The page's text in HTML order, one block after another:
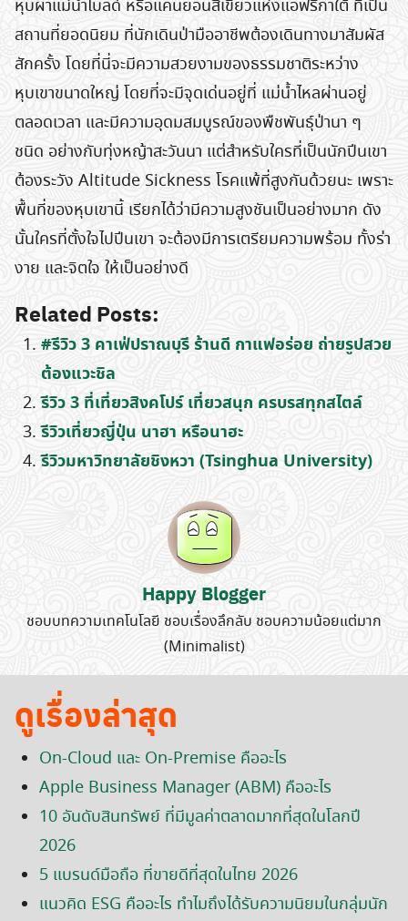
Search
for:
หุบผาแม่น้ำไบลด์ หรือแคนยอนสีเขียวแห่งแอฟริกาใต้ ที่เป็น
สถานที่ยอดนิยม ที่นักเดินป่ามืออาชีพต้องเดินทางมาสัมผัส
สักครั้ง โดยที่นี่จะมีความสวยงามของธรรมชาติระหว่าง
หุบเขาขนาดใหญ่ โดยที่จะมีจุดเด่นอยู่ที่ แม่น้ำไหลผ่านอยู่
ตลอดเวลา และมีความอุดมสมบูรณ์ของพืชพันธุ์ป่านา ๆ
ชนิด อย่างกับทุ่งหญ้าสะวันนา แต่สำหรับใครที่เป็นนักปีนเขา
ต้องระวัง Altitude Sickness โรคแพ้ที่สูงกันด้วยนะ เพราะ
พื้นที่ของหุบเขานี้ เรียกได้ว่ามีความสูงชันเป็นอย่างมาก ดัง
นั้นใครที่ตั้งใจไปปีนเขา จะต้องมีการเตรียมความพร้อม ทั้งร่า
งาย และจิตใจ ให้เป็นอย่างดี
Related Posts:
#รีวิว 3 คาเฟ่ปราณบุรี ร้านดี กาแฟอร่อย ถ่ายรูปสวย
ต้องแวะชิล
รีวิว 3 ที่เที่ยวสิงคโปร์ เที่ยวสนุก ครบรสทุกสไตล์
รีวิวเที่ยวญี่ปุ่น นาฮา หรือนาฮะ
รีวิวมหาวิทยาลัยชิงหวา (Tsinghua University)
Happy Blogger
ชอบบทความเทคโนโลยี ชอบเรื่องลึกลับ ชอบความน้อยแต่มาก
(Minimalist)
ดูเรื่องล่าสุด
On-Cloud และ On-Premise คืออะไร
Apple Business Manager (ABM) คืออะไร
10 อันดับสินทรัพย์ ที่มีมูลค่าตลาดมากที่สุดในโลกปี
2026
5 แบรนด์มือถือ ที่ขายดีที่สุดในไทย 2026
แนวคิด ESG คืออะไร ทำไมถึงได้รับความนิยมในกลุ่มนัก